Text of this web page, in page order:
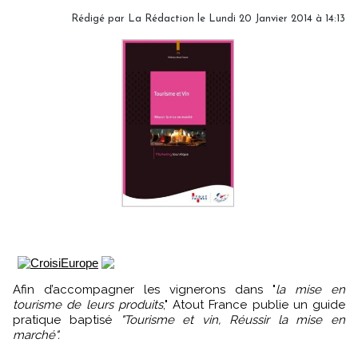
Rédigé par La Rédaction le Lundi 20 Janvier 2014 à 14:13
Afin d’accompagner les vignerons dans "la mise en
tourisme de leurs produits," Atout France publie un guide
pratique baptisé
"Tourisme et vin, Réussir la mise en
marché".